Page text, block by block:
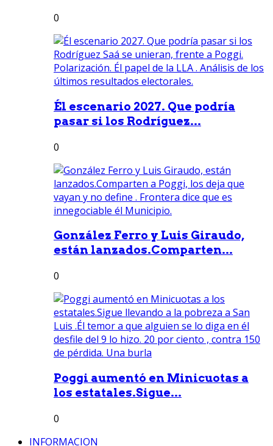
0
Él escenario 2027. Que podría
pasar si los Rodríguez...
0
González Ferro y Luis Giraudo,
están lanzados.Comparten...
0
Poggi aumentó en Minicuotas a
los estatales.Sigue...
0
INFORMACION